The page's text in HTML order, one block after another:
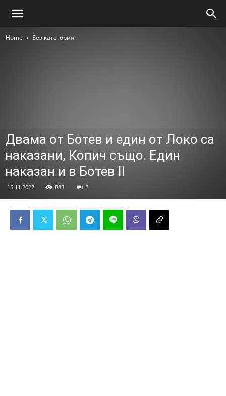
Home Без категория
Двама от Ботев и един от Локо са
наказани, Копич също. Един
наказан и в Ботев II
15.11.2022 883 2